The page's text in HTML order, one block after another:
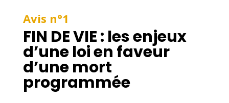
Avis n°1
FIN DE VIE : les enjeux
d’une loi en faveur
d’une mort
programmée